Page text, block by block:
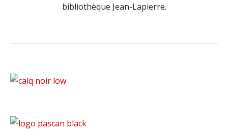
bibliothèque Jean-Lapierre.